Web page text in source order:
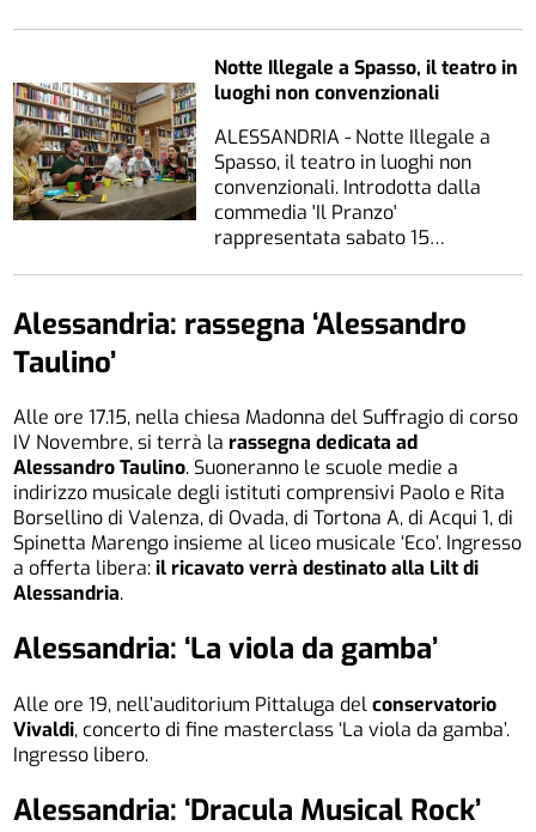
Notte Illegale a Spasso, il teatro in
luoghi non convenzionali
ALESSANDRIA - Notte Illegale a
Spasso, il teatro in luoghi non
convenzionali. Introdotta dalla
commedia 'Il Pranzo'
rappresentata sabato 15…
Alessandria: rassegna ‘Alessandro
Taulino’
Alle ore 17.15, nella chiesa Madonna del Suffragio di corso
IV Novembre, si terrà larassegna dedicata ad
Alessandro Taulino. Suoneranno le scuole medie a
indirizzo musicale degli istituti comprensivi Paolo e Rita
Borsellino di Valenza, di Ovada, di Tortona A, di Acqui 1, di
Spinetta Marengo insieme al liceo musicale ‘Eco’. Ingresso
a offerta libera:il ricavato verrà destinato alla Lilt di
Alessandria.
Alessandria: ‘La viola da gamba’
Alle ore 19, nell’auditorium Pittaluga delconservatorio
Vivaldi, concerto di fine masterclass ‘La viola da gamba’.
Ingresso libero.
Alessandria: ‘Dracula Musical Rock’